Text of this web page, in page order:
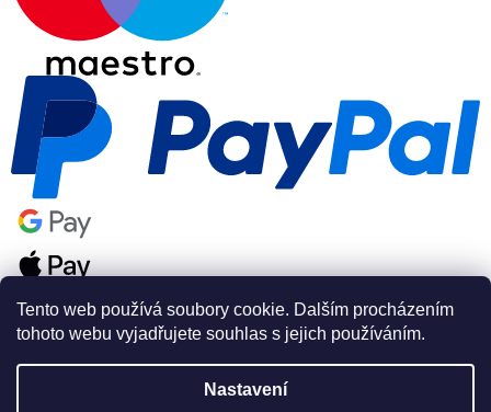
Tento web používá soubory cookie. Dalším procházením
tohoto webu vyjadřujete souhlas s jejich používáním.
Nastavení
Vytvořil Shoptet Premium